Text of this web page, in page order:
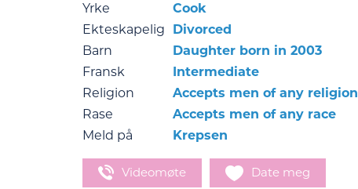
Yrke
Cook
Ekteskapelig
Divorced
Barn
Daughter born in 2003
Fransk
Intermediate
Religion
Accepts men of any religion
Rase
Accepts men of any race
Meld på
Krepsen
Videomøte Date meg